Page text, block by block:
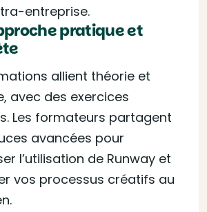
entreprise.
pratique et
allient théorie et
avec des exercices
Les formateurs partagent
avancées pour
l’utilisation de Runway et
vos processus créatifs au